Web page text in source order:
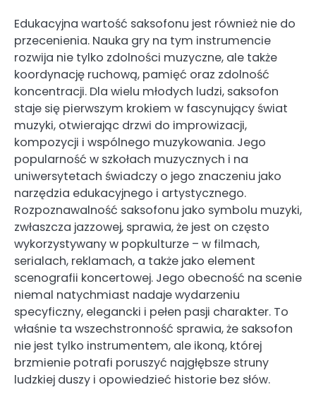
Edukacyjna wartość saksofonu jest również nie do
przecenienia. Nauka gry na tym instrumencie
rozwija nie tylko zdolności muzyczne, ale także
koordynację ruchową, pamięć oraz zdolność
koncentracji. Dla wielu młodych ludzi, saksofon
staje się pierwszym krokiem w fascynujący świat
muzyki, otwierając drzwi do improwizacji,
kompozycji i wspólnego muzykowania. Jego
popularność w szkołach muzycznych i na
uniwersytetach świadczy o jego znaczeniu jako
narzędzia edukacyjnego i artystycznego.
Rozpoznawalność saksofonu jako symbolu muzyki,
zwłaszcza jazzowej, sprawia, że jest on często
wykorzystywany w popkulturze – w filmach,
serialach, reklamach, a także jako element
scenografii koncertowej. Jego obecność na scenie
niemal natychmiast nadaje wydarzeniu
specyficzny, elegancki i pełen pasji charakter. To
właśnie ta wszechstronność sprawia, że saksofon
nie jest tylko instrumentem, ale ikoną, której
brzmienie potrafi poruszyć najgłębsze struny
ludzkiej duszy i opowiedzieć historie bez słów.